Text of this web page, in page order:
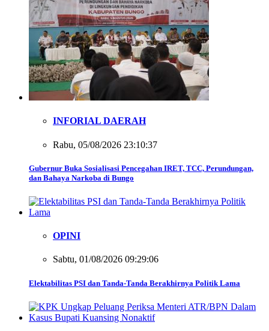
INFORIAL DAERAH
Rabu, 05/08/2026 23:10:37
Gubernur Buka Sosialisasi Pencegahan IRET, TCC, Perundungan,
dan Bahaya Narkoba di Bungo
OPINI
Sabtu, 01/08/2026 09:29:06
Elektabilitas PSI dan Tanda-Tanda Berakhirnya Politik Lama